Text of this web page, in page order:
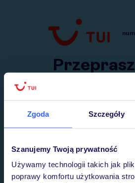
Zgoda Szczegóły
Szanujemy Twoją prywatność
Używamy technologii takich jak
poprawy komfortu użytkowania
Przejdź do TUI.pl
Wysłaliśmy nasz serwis na